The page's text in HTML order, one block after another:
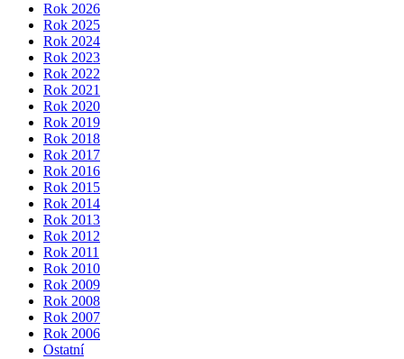
Rok 2026
Rok 2025
Rok 2024
Rok 2023
Rok 2022
Rok 2021
Rok 2020
Rok 2019
Rok 2018
Rok 2017
Rok 2016
Rok 2015
Rok 2014
Rok 2013
Rok 2012
Rok 2011
Rok 2010
Rok 2009
Rok 2008
Rok 2007
Rok 2006
Ostatní